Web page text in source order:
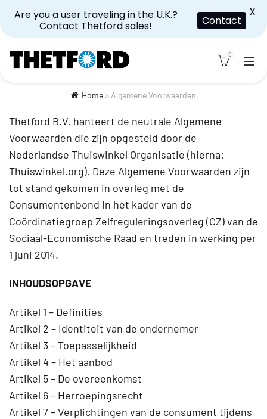
0
Home> Algemene Voorwaarden
Thetford B.V. hanteert de neutrale Algemene
Voorwaarden die zijn opgesteld door de
Nederlandse Thuiswinkel Organisatie (hierna:
Thuiswinkel.org). Deze Algemene Voorwaarden zijn
tot stand gekomen in overleg met de
Consumentenbond in het kader van de
Coördinatiegroep Zelfreguleringsoverleg (CZ) van de
Sociaal-Economische Raad en treden in werking per
1 juni 2014.
INHOUDSOPGAVE
Artikel 1 – Definities
Artikel 2 – Identiteit van de ondernemer
Artikel 3 – Toepasselijkheid
Artikel 4 – Het aanbod
Artikel 5 – De overeenkomst
Artikel 6 – Herroepingsrecht
Artikel 7 – Verplichtingen van de consument tijdens
Are you a user traveling in the U.K.?
Contact Thetford sales! Contact
X